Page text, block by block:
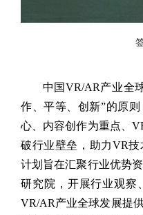
中国VR/AR产业全
作、平等、创新”的原
心、内容创作为重点、
破行业壁垒，助力VR技
计划旨在汇聚行业优势
研究院，开展行业观察
VR/AR产业全球发展提